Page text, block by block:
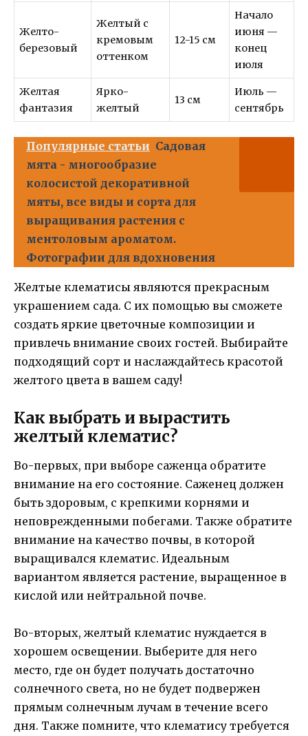
Желто-
березовый
Желтый с
кремовым
оттенком
12-15 см
Начало
июня —
конец
июля
Желтая
фантазия
Ярко-
желтый
13 см
Июль —
сентябрь
Популярные статьи Садовая
мята - многообразие
колосистой декоративной
мяты, все виды и сорта для
выращивания растения с
ментоловым ароматом.
Фотографии для вдохновения
Желтые клематисы являются прекрасным
украшением сада. С их помощью вы сможете
создать яркие цветочные композиции и
привлечь внимание своих гостей. Выбирайте
подходящий сорт и наслаждайтесь красотой
желтого цвета в вашем саду!
Как выбрать и вырастить
желтый клематис?
Во-первых, при выборе саженца обратите
внимание на его состояние. Саженец должен
быть здоровым, с крепкими корнями и
неповрежденными побегами. Также обратите
внимание на качество почвы, в которой
выращивался клематис. Идеальным
вариантом является растение, выращенное в
кислой или нейтральной почве.
Во-вторых, желтый клематис нуждается в
хорошем освещении. Выберите для него
место, где он будет получать достаточно
солнечного света, но не будет подвержен
прямым солнечным лучам в течение всего
дня. Также помните, что клематису требуется